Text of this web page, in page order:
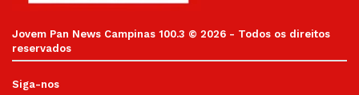
Jovem Pan News Campinas 100.3 © 2026 - Todos os direitos
reservados
Siga-nos